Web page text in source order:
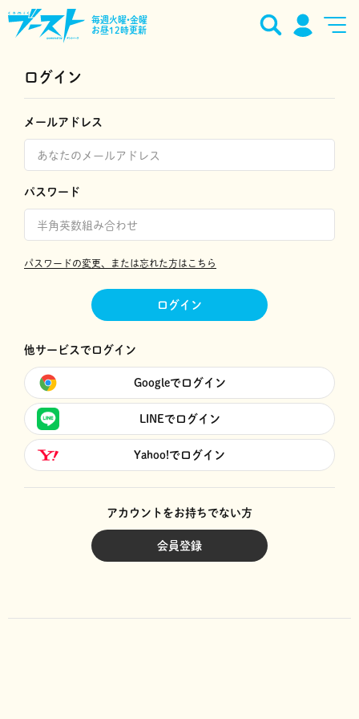
毎週火曜•金曜
お昼12時更新
ログイン
メールアドレス
パスワード
パスワードの変更、または忘れた方はこちら
ログイン
他サービスでログイン
Googleでログイン
LINEでログイン
Yahoo!でログイン
アカウントをお持ちでない方
会員登録